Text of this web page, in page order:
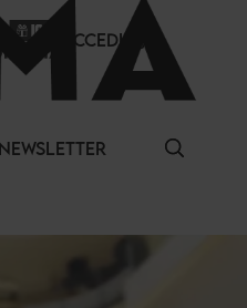
ACCEDI
NEWSLETTER